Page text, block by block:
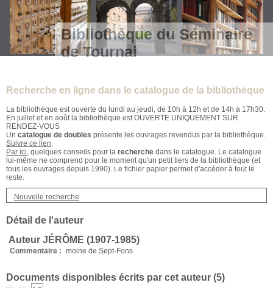
Bibliothèque du Séminaire
de Tournai
Recherche en ligne dans le catalogue de la bibliothèque
La bibliothèque est ouverte du lundi au jeudi, de 10h à 12h et de 14h à 17h30.
En juillet et en août la bibliothèque est OUVERTE UNIQUEMENT SUR
RENDEZ-VOUS
Un catalogue de doubles présente les ouvrages revendus par la bibliothèque.
Suivre ce lien.
Par ici, quelques conseils pour la recherche dans le catalogue. Le catalogue
lui-même ne comprend pour le moment qu'un petit tiers de la bibliothèque (et
tous les ouvrages depuis 1990). Le fichier papier permet d'accéder à tout le
reste.
Nouvelle recherche
Détail de l'auteur
Auteur JÉRÔME (1907-1985)
Commentaire : moine de Sept-Fons
Documents disponibles écrits par cet auteur (5)